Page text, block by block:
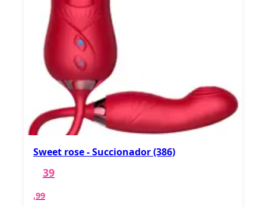
Sweet rose - Succionador (386)
39
,99